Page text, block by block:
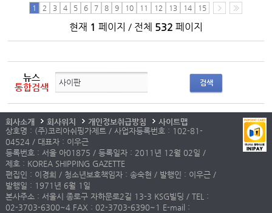
대한 대전환이 이루어지고 있다. 무엇보다도 공급망의
1 2 3 4 5 6 7 8 9 10 11 12 13 14 15
현재 1 페이지 / 전체 532 페이지
뉴스
통합검색
검색
회사소개 회사위치 개인정보취급방침
사이트맵
상호명 : (주)코리아쉬핑가제트 / 사업자등록번호 : 102-81-
04524 / 대표자 : 이우근
등록번호 : 서울 아01875 / 등록일자 : 2011년 12월 02일 /
제호 : KOREA SHIPPING GAZETTE
편집인 : 이경희 / 청소년보호책임자 : 송숙현 / 발행인 : 이우근 /
발행일 : 1971년 6월 1일
본사주소 : 서울시 종로구 자하문로2길 13-3 KSG빌딩 / TEL :
02-3703-6300~4 FAX : 02-3703-6390~1 E-mail :